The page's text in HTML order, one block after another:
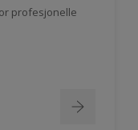
profesjonelle